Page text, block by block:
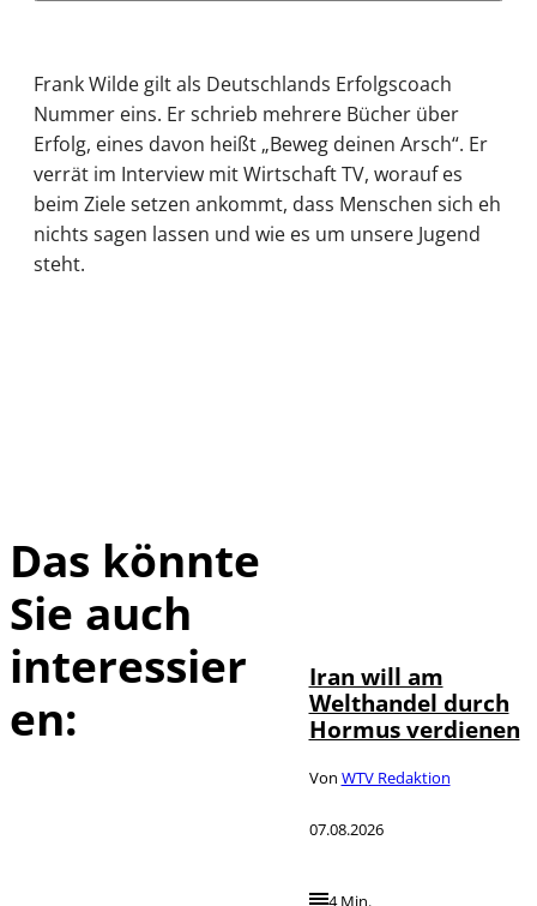
Frank Wilde gilt als Deutschlands Erfolgscoach
Nummer eins. Er schrieb mehrere Bücher über
Erfolg, eines davon heißt „Beweg deinen Arsch“. Er
verrät im Interview mit Wirtschaft TV, worauf es
beim Ziele setzen ankommt, dass Menschen sich eh
nichts sagen lassen und wie es um unsere Jugend
steht.
Das könnte
Sie auch
interessier
en:
Iran will am
Welthandel durch
Hormus verdienen
Von WTV Redaktion
07.08.2026
4 Min.